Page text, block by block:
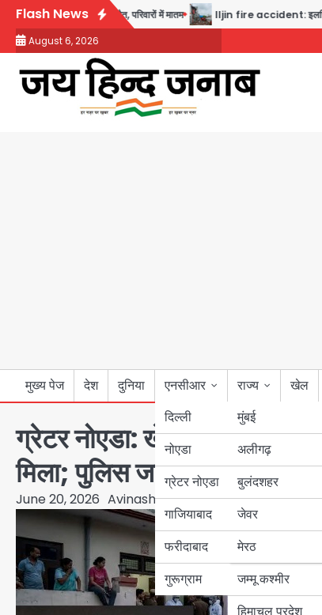
Skip
content
Flash News
दो युवकों की मौत, परिवारों में मातम Iljin fire accident: इलजिन
August 6, 2026
मुख्य पेज देश दुनिया
एनसीआर
दिल्ली
नोएडा
ग्रेटर नोएडा
गाजियाबाद
फरीदाबाद
गुरूग्राम
राज्य
मुंबई
उत्तर प्रदेश
अलीगढ़
बुलंदशहर
जेवर
मेरठ
बिहार
पंजाब
हरियाणा
जम्मू कश्मीर
हिमाचल प्रदेश
खेल
ग्रेटर नोएडा: खेलते-खेलते
मिला; पुलिस जांच में जुटी
June 20, 2026 Avinash Kumar